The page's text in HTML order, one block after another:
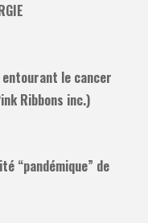
le cancer
Ribbons inc.)
“pandémique” de